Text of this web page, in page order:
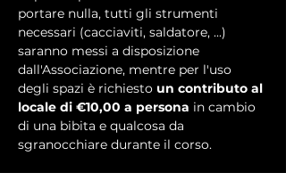
portare nulla, tutti gli strumenti
necessari (cacciaviti, saldatore, ...)
saranno messi a disposizione
dall'Associazione, mentre per l'uso
degli spazi è richiesto un contributo al
locale di €10,00 a persona in cambio
di una bibita e qualcosa da
sgranocchiare durante il corso.